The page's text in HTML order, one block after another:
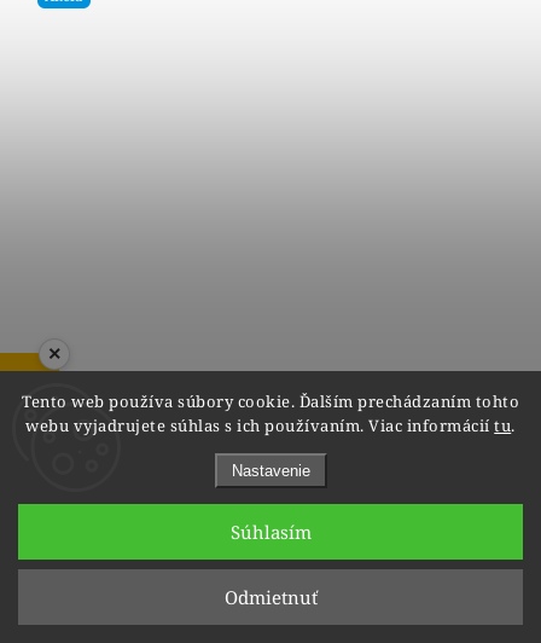
Tento web používa súbory cookie. Ďalším prechádzaním tohto
webu vyjadrujete súhlas s ich používaním. Viac informáciítu.
Nastavenie
Odmietnuť
Súhlasím
Dámske vzorované náušnice so zirkónmi, 14K
€490
ZOBRAZIŤ RECENZIE
×